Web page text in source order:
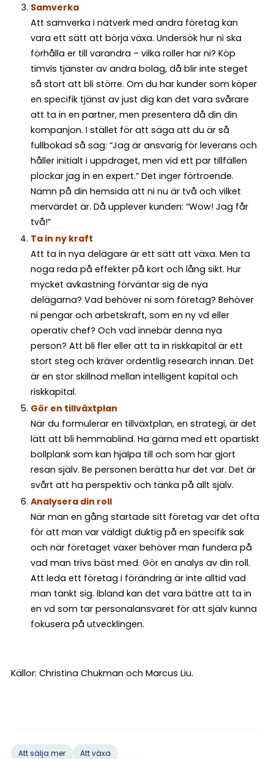
Samverka
Att samverka i nätverk med andra företag kan
vara ett sätt att börja växa. Undersök hur ni ska
förhålla er till varandra – vilka roller har ni? Köp
timvis tjänster av andra bolag, då blir inte steget
så stort att bli större. Om du har kunder som köper
en specifik tjänst av just dig kan det vara svårare
att ta in en partner, men presentera då din din
kompanjon. I stället för att säga att du är så
fullbokad så säg: “Jag är ansvarig för leverans och
håller initialt i uppdraget, men vid ett par tillfällen
plockar jag in en expert.” Det inger förtroende.
Nämn på din hemsida att ni nu är två och vilket
mervärdet är. Då upplever kunden: “Wow! Jag får
två!”
Ta in ny kraft
Att ta in nya delägare är ett sätt att växa. Men ta
noga reda på effekter på kort och lång sikt. Hur
mycket avkastning förväntar sig de nya
delägarna? Vad behöver ni som företag? Behöver
ni pengar och arbetskraft, som en ny vd eller
operativ chef? Och vad innebär denna nya
person? Att bli fler eller att ta in riskkapital är ett
stort steg och kräver ordentlig research innan. Det
är en stor skillnad mellan intelligent kapital och
riskkapital.
Gör en tillväxtplan
När du formulerar en tillväxtplan, en strategi, är det
lätt att bli hemmablind. Ha gärna med ett opartiskt
bollplank som kan hjälpa till och som har gjort
resan själv. Be personen berätta hur det var. Det är
svårt att ha perspektiv och tänka på allt själv.
Analysera din roll
När man en gång startade sitt företag var det ofta
för att man var väldigt duktig på en specifik sak
och när företaget växer behöver man fundera på
vad man trivs bäst med. Gör en analys av din roll.
Att leda ett företag i förändring är inte alltid vad
man tänkt sig. Ibland kan det vara bättre att ta in
en vd som tar personalansvaret för att själv kunna
fokusera på utvecklingen.
Källor: Christina Chukman och Marcus Liu.
Att sälja mer
Att växa